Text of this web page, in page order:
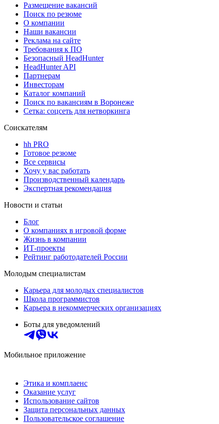
Размещение вакансий
Поиск по резюме
О компании
Наши вакансии
Реклама на сайте
Требования к ПО
Безопасный HeadHunter
HeadHunter API
Партнерам
Инвесторам
Каталог компаний
Поиск по вакансиям в Воронеже
Сетка: соцсеть для нетворкинга
Соискателям
hh PRO
Готовое резюме
Все сервисы
Хочу у вас работать
Производственный календарь
Экспертная рекомендация
Новости и статьи
Блог
О компаниях в игровой форме
Жизнь в компании
ИТ-проекты
Рейтинг работодателей России
Молодым специалистам
Карьера для молодых специалистов
Школа программистов
Карьера в некоммерческих организациях
Боты для уведомлений
Мобильное приложение
Этика и комплаенс
Оказание услуг
Использование сайтов
Защита персональных данных
Пользовательское соглашение